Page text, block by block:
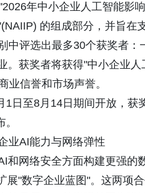
年中小企业人工智能影
的组成部分，并旨在
中评选出最多30个获奖者
。获奖者将获得"中小企业
业信誉和市场声誉。
1日至8月14日期间开放，
业AI能力与网络弹性
和网络安全方面构建更强
展"数字企业蓝图"。这两项